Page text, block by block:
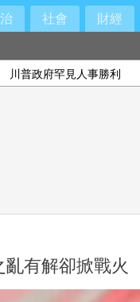
社會 財經
川普政府罕見人事勝利
有解卻掀戰火